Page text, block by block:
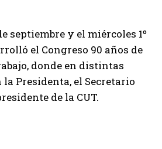
septiembre y el miércoles 1º
el Congreso 90 años de
donde en distintas
Presidenta, el Secretario
de la CUT.